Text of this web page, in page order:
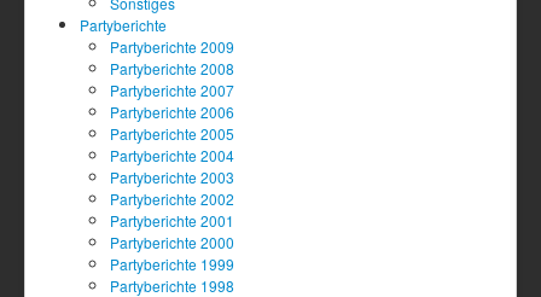
Partyberichte
Partyberichte 2009
Partyberichte 2008
Partyberichte 2007
Partyberichte 2006
Partyberichte 2005
Partyberichte 2004
Partyberichte 2003
Partyberichte 2002
Partyberichte 2001
Partyberichte 2000
Partyberichte 1999
Partyberichte 1998